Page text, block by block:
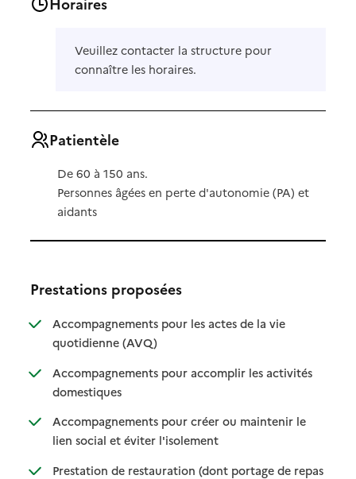
Veuillez contacter la structure pour
connaître les horaires.
Patientèle
De 60 à 150 ans.
Personnes âgées en perte d'autonomie (PA) et
aidants
Prestations proposées
Accompagnements pour les actes de la vie
quotidienne (AVQ): disponible
: non disponible
Accompagnements pour accomplir les activités
domestiques: disponible
: non disponible
Accompagnements pour créer ou maintenir le
lien social et éviter l'isolement: disponible
: non disponible
Prestation de restauration (dont portage de repas